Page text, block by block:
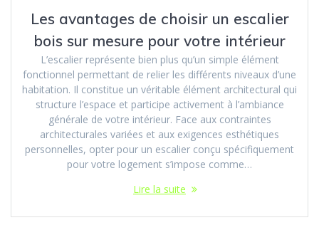
Les avantages de choisir un escalier
bois sur mesure pour votre intérieur
L’escalier représente bien plus qu’un simple élément
fonctionnel permettant de relier les différents niveaux d’une
habitation. Il constitue un véritable élément architectural qui
structure l’espace et participe activement à l’ambiance
générale de votre intérieur. Face aux contraintes
architecturales variées et aux exigences esthétiques
personnelles, opter pour un escalier conçu spécifiquement
pour votre logement s’impose comme…
Lire la suite